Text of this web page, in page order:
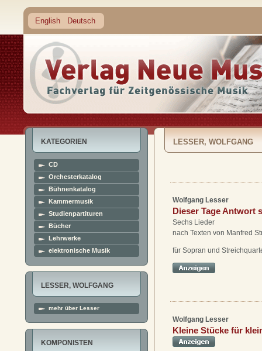
English Deutsch
KATEGORIEN
CD
Orchesterkatalog
Bühnenkatalog
Kammermusik
Studienpartituren
Bücher
Lehrwerke
elektronische Musik
LESSER, WOLFGANG
mehr über Lesser
KOMPONISTEN
LESSER, WOLFGANG
Wolfgang Lesser
Dieser Tage Antwort
Sechs Lieder
nach Texten von Manfred
für Sopran und
Wolfgang Lesser
Kleine Stücke für